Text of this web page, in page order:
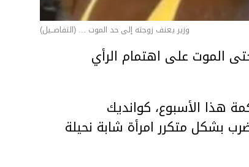
وزير يعنف زوجته إلى حد الموت ... (التفاصــيل)
الموت على اهتمام الرأي
هذا الأسبوع، كوانديك
بشكل متكرر امرأة شابة نحيلة